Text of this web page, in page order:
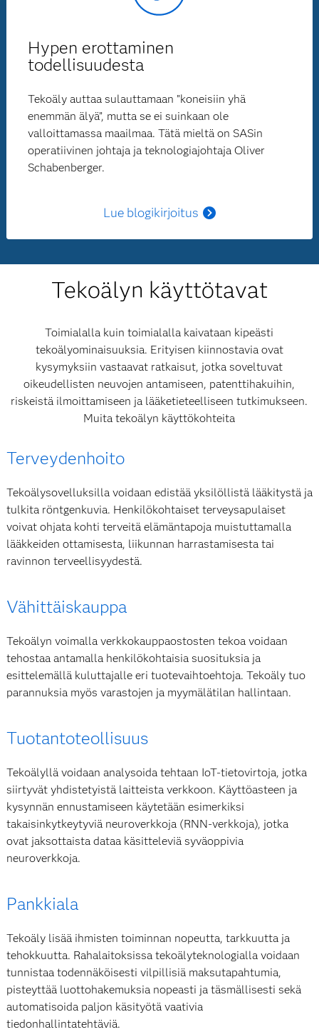
Hypen erottaminen
todellisuudesta
Tekoäly auttaa sulauttamaan ”koneisiin yhä
enemmän älyä”, mutta se ei suinkaan ole
valloittamassa maailmaa. Tätä mieltä on SASin
operatiivinen johtaja ja teknologiajohtaja Oliver
Schabenberger.
Lue blogikirjoitus
Tekoälyn käyttötavat
Toimialalla kuin toimialalla kaivataan kipeästi
tekoälyominaisuuksia. Erityisen kiinnostavia ovat
kysymyksiin vastaavat ratkaisut, jotka soveltuvat
oikeudellisten neuvojen antamiseen, patenttihakuihin,
riskeistä ilmoittamiseen ja lääketieteelliseen tutkimukseen.
Muita tekoälyn käyttökohteita
Terveydenhoito
Tekoälysovelluksilla voidaan edistää yksilöllistä lääkitystä ja
tulkita röntgenkuvia. Henkilökohtaiset terveysapulaiset
voivat ohjata kohti terveitä elämäntapoja muistuttamalla
lääkkeiden ottamisesta, liikunnan harrastamisesta tai
ravinnon terveellisyydestä.
Vähittäiskauppa
Tekoälyn voimalla verkkokauppaostosten tekoa voidaan
tehostaa antamalla henkilökohtaisia suosituksia ja
esittelemällä kuluttajalle eri tuotevaihtoehtoja. Tekoäly tuo
parannuksia myös varastojen ja myymälätilan hallintaan.
Tuotantoteollisuus
Tekoälyllä voidaan analysoida tehtaan IoT-tietovirtoja, jotka
siirtyvät yhdistetyistä laitteista verkkoon. Käyttöasteen ja
kysynnän ennustamiseen käytetään esimerkiksi
takaisinkytkeytyviä neuroverkkoja (RNN-verkkoja), jotka
ovat jaksottaista dataa käsitteleviä syväoppivia
neuroverkkoja.
Pankkiala
Tekoäly lisää ihmisten toiminnan nopeutta, tarkkuutta ja
tehokkuutta. Rahalaitoksissa tekoälyteknologialla voidaan
tunnistaa todennäköisesti vilpillisiä maksutapahtumia,
pisteyttää luottohakemuksia nopeasti ja täsmällisesti sekä
automatisoida paljon käsityötä vaativia
tiedonhallintatehtäviä.